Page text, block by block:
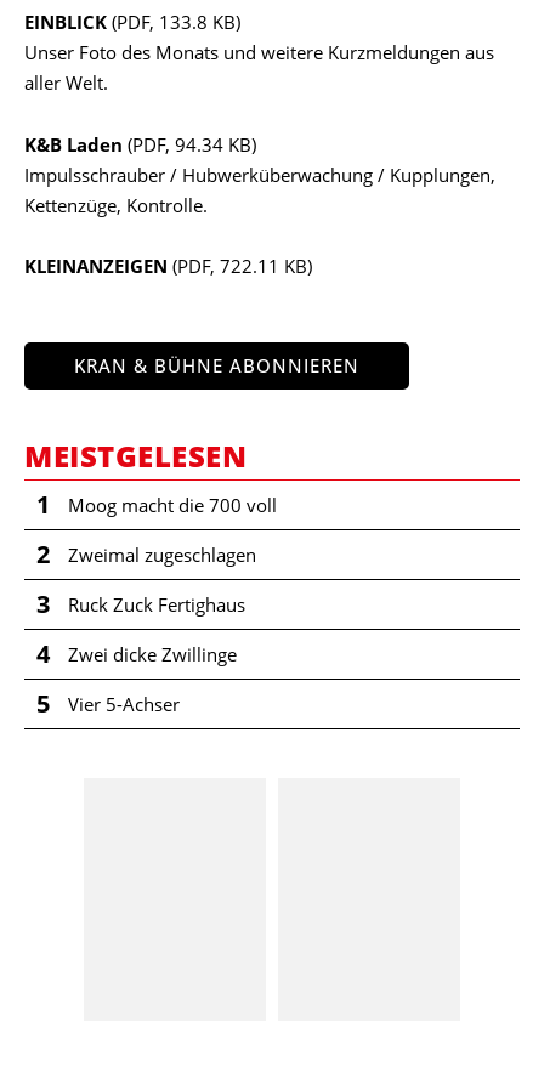
EINBLICK (PDF, 133.8 KB)
Unser Foto des Monats und weitere Kurzmeldungen aus
aller Welt.
K&B Laden (PDF, 94.34 KB)
Impulsschrauber / Hubwerküberwachung / Kupplungen,
Kettenzüge, Kontrolle.
KLEINANZEIGEN (PDF, 722.11 KB)
KRAN & BÜHNE ABONNIEREN
MEISTGELESEN
1 Moog macht die 700 voll
2 Zweimal zugeschlagen
3 Ruck Zuck Fertighaus
4 Zwei dicke Zwillinge
5 Vier 5-Achser